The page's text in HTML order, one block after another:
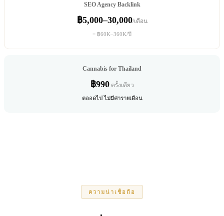
SEO Agency Backlink
฿5,000–30,000/เดือน
= ฿60K–360K/ปี
Cannabis for Thailand
฿990ครั้งเดียว
ตลอดไป ไม่มีค่ารายเดือน
ความน่าเชื่อถือ